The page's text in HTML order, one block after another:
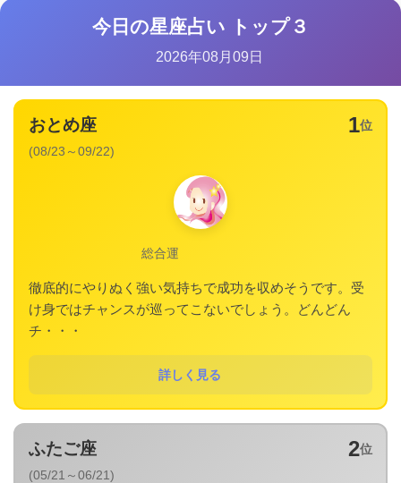
今日の星座占い トップ３
2026年08月09日
1位
おとめ座
(08/23～09/22)
総合運
徹底的にやりぬく強い気持ちで成功を収めそうです。受
け身ではチャンスが巡ってこないでしょう。どんどん
チ・・・
詳しく見る
2位
ふたご座
(05/21～06/21)